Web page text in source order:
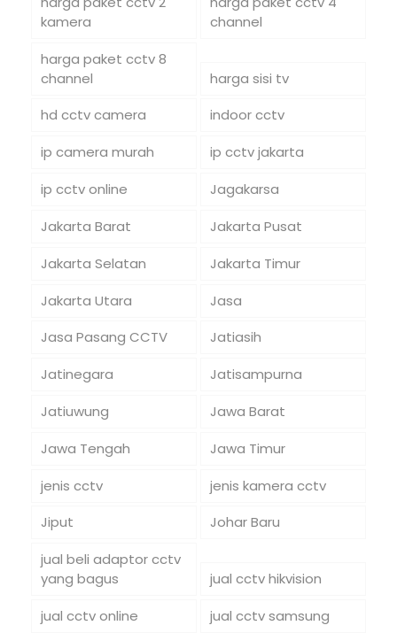
kamera
channel
harga paket cctv 8
channel
harga sisi tv
hd cctv camera
indoor cctv
ip camera murah
ip cctv jakarta
ip cctv online
Jagakarsa
Jakarta Barat
Jakarta Pusat
Jakarta Selatan
Jakarta Timur
Jakarta Utara
Jasa
Jasa Pasang CCTV
Jatiasih
Jatinegara
Jatisampurna
Jatiuwung
Jawa Barat
Jawa Tengah
Jawa Timur
jenis cctv
jenis kamera cctv
Jiput
Johar Baru
jual beli adaptor cctv
yang bagus
jual cctv hikvision
jual cctv online
jual cctv samsung